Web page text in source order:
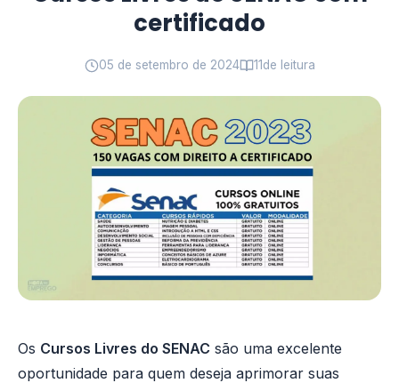
certificado
05 de setembro de 2024 11de leitura
Os Cursos Livres do SENAC são uma excelente
oportunidade para quem deseja aprimorar suas